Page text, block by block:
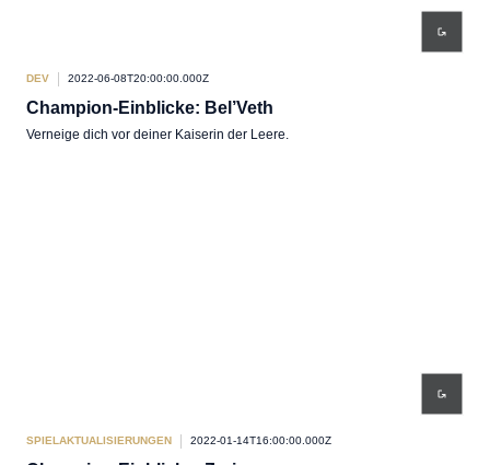
DEV 2022-06-08T20:00:00.000Z
Champion-Einblicke: Bel’Veth
Verneige dich vor deiner Kaiserin der Leere.
SPIELAKTUALISIERUNGEN 2022-01-14T16:00:00.000Z